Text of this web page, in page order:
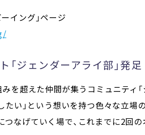
イング」ページ
「ジェンダーアライ部」発足
を超えた仲間が集うコミュニティ
い」という想いを持つ色々な立場
なげていく場で、これまでに2回